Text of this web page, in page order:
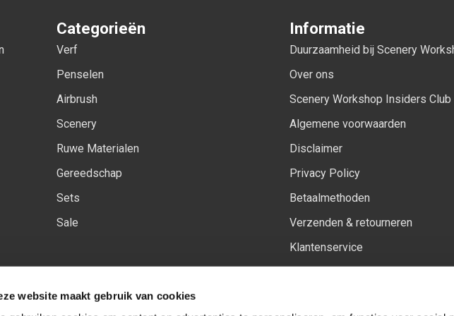
website maakt gebruik van cookies
Categorieën
Verf
Penselen
Airbrush
Scenery
Ruwe Materialen
Gereedschap
Sets
Sale
Informatie
Duurzaamheid bij Scenery
Over ons
Scenery Workshop Insiders Club
Algemene voorwaarden
Disclaimer
Privacy Policy
Betaalmethoden
Verzenden & retourneren
Klantenservice